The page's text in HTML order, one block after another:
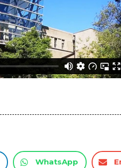
WhatsApp